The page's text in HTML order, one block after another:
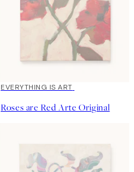
EVERYTHING IS ART
Roses are Red Arte Original